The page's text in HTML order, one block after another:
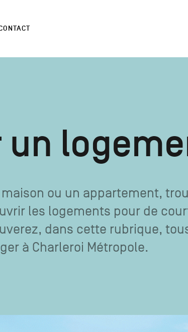
un
ou un appartement,
les logements pour de
dans cette rubrique,
à Charleroi Métropole.